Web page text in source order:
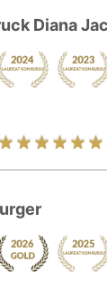
Diana